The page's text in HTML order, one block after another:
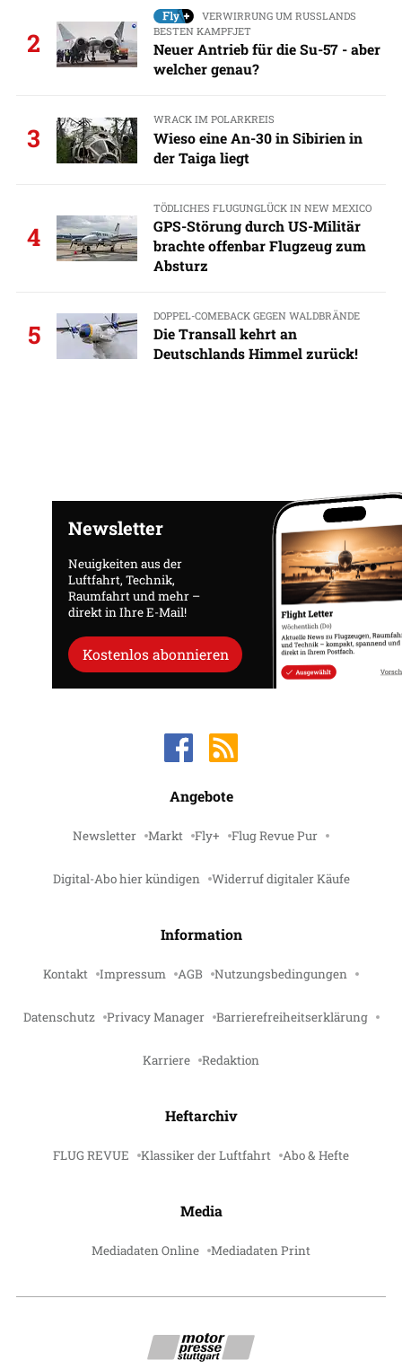
2
VERWIRRUNG UM RUSSLANDS
BESTEN KAMPFJET
Neuer Antrieb für die Su-57 - aber
welcher genau?
3
WRACK IM POLARKREIS
Wieso eine An-30 in Sibirien in
der Taiga liegt
4
TÖDLICHES FLUGUNGLÜCK IN NEW MEXICO
GPS-Störung durch US-Militär
brachte offenbar Flugzeug zum
Absturz
5
DOPPEL-COMEBACK GEGEN WALDBRÄNDE
Die Transall kehrt an
Deutschlands Himmel zurück!
Newsletter
Neuigkeiten aus der
Luftfahrt, Technik,
Raumfahrt und mehr –
direkt in Ihre E-Mail!
Kostenlos abonnieren
Angebote
Newsletter Markt Fly+ Flug Revue Pur
Digital-Abo hier kündigen Widerruf digitaler Käufe
Information
Kontakt Impressum AGB Nutzungsbedingungen
Datenschutz Privacy Manager Barrierefreiheitserklärung
Karriere Redaktion
Heftarchiv
FLUG REVUE Klassiker der Luftfahrt Abo & Hefte
Media
Mediadaten Online Mediadaten Print